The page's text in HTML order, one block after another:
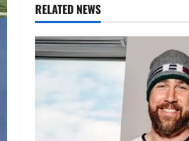
RELATED NEWS